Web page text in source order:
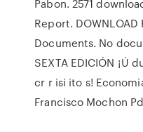
Pabon. 2571
Report. DOWNLOAD
Documents. No
SEXTA EDICIÓN ¡Ú
cr r isi ito s!
Francisco Mochon